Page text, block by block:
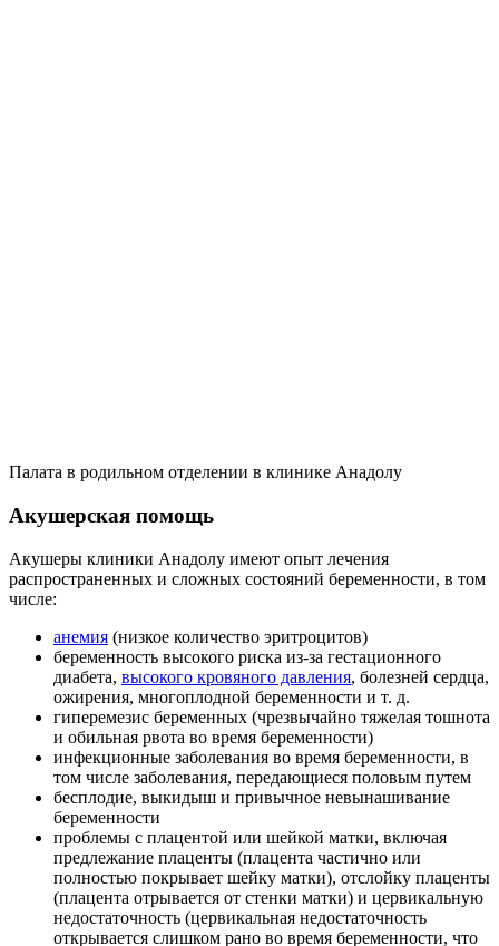
Палата в родильном отделении в клинике Анадолу
Акушерская помощь
Акушеры клиники Анадолу имеют опыт лечения
распространенных и сложных состояний беременности, в том
числе:
анемия (низкое количество эритроцитов)
беременность высокого риска из-за гестационного
диабета, высокого кровяного давления, болезней сердца,
ожирения, многоплодной беременности и т. д.
гиперемезис беременных (чрезвычайно тяжелая тошнота
и обильная рвота во время беременности)
инфекционные заболевания во время беременности, в
том числе заболевания, передающиеся половым путем
бесплодие, выкидыш и привычное невынашивание
беременности
проблемы с плацентой или шейкой матки, включая
предлежание плаценты (плацента частично или
полностью покрывает шейку матки), отслойку плаценты
(плацента отрывается от стенки матки) и цервикальную
недостаточность (цервикальная недостаточность
открывается слишком рано во время беременности, что